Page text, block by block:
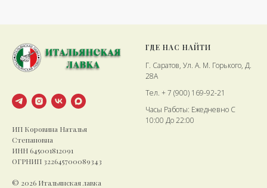
ИП Коровина Наталья
Степановна
ИНН 645001812091
ОГРНИП 322645700089343
© 2026 Итальянская лавка
ГДЕ НАС НАЙТИ
Г. Саратов, Ул. А. М. Горького, Д.
28А
Тел. + 7 (900) 169-92-21
Часы Работы: Ежедневно С
10:00 До 22:00